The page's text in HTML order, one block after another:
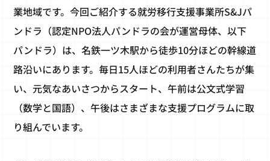
業地域です。今回ご紹介する就労移行支援事業所S&Jパ
ンドラ（認定NPO法人パンドラの会が運営母体、以下
パンドラ）は、名鉄一ツ木駅から徒歩10分ほどの幹線道
路沿いにあります。毎日15人ほどの利用者さんたちが集
い、元気なあいさつからスタート、午前は公文式学習
（数学と国語）、午後はさまざまな支援プログラムに取
り組んでいます。